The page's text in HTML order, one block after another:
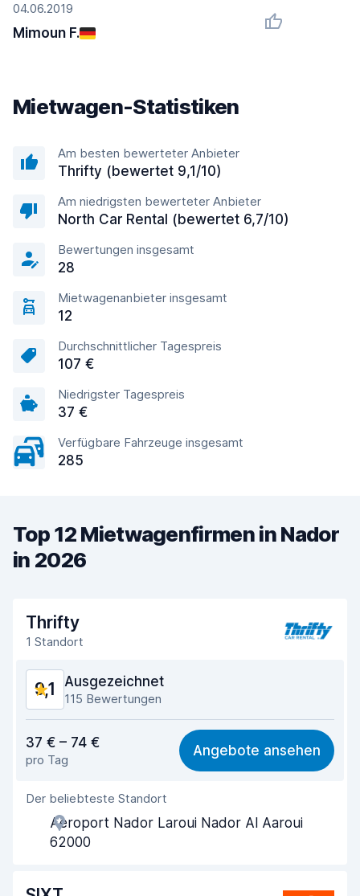
04.06.2019
Mimoun F.
Mietwagen-Statistiken
Am besten bewerteter Anbieter
Thrifty (bewertet 9,1/10)
Am niedrigsten bewerteter Anbieter
North Car Rental (bewertet 6,7/10)
Bewertungen insgesamt
28
Mietwagenanbieter insgesamt
12
Durchschnittlicher Tagespreis
107 €
Niedrigster Tagespreis
37 €
Verfügbare Fahrzeuge insgesamt
285
Top 12 Mietwagenfirmen in Nador
in 2026
Thrifty
1 Standort
9,1 Ausgezeichnet
115 Bewertungen
8,9
Einfach zu finden 9,2
Agenten-Hilfsbereitschaft
Schnelle Abholung
37 € – 74 €
pro Tag
Angebote ansehen
Der beliebteste Standort
Aeroport Nador Laroui Nador Al Aaroui
62000